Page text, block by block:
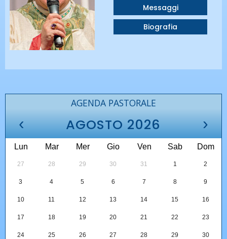
Messaggi
Biografia
AGENDA PASTORALE
‹ AGOSTO 2026 ›
Lun Mar Mer Gio Ven Sab Dom
27 28 29 30 31 1 2
3 4 5 6 7 8 9
10 11 12 13 14 15 16
17 18 19 20 21 22 23
24 25 26 27 28 29 30